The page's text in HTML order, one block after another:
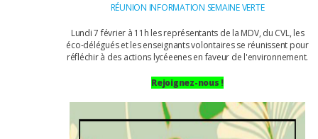
RÉUNION INFORMATION SEMAINE VERTE
Lundi 7 février à 11h les représentants de la MDV, du CVL, les
éco-délégués et les enseignants volontaires se réunissent pour
réfléchir à des actions lycéeenes en faveur de l'environnement.
Rejoignez-nous !